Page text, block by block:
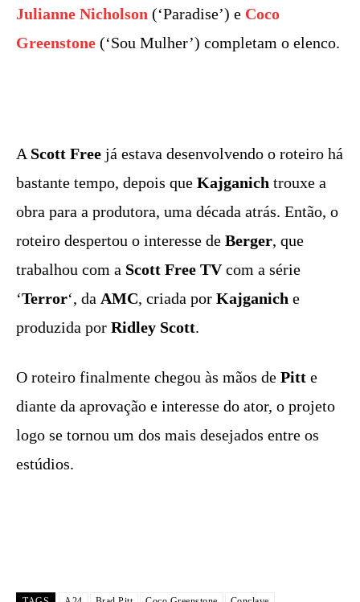
Julianne Nicholson (‘Paradise’) e Coco
Greenstone (‘Sou Mulher’) completam o elenco.
A Scott Free já estava desenvolvendo o roteiro há
bastante tempo, depois que Kajganich trouxe a
obra para a produtora, uma década atrás. Então, o
roteiro despertou o interesse de Berger, que
trabalhou com a Scott Free TVcom a série
‘Terror‘, da AMC, criada por Kajganich e
produzida por Ridley Scott.
O roteiro finalmente chegou às mãos de Pitt e
diante da aprovação e interesse do ator, o projeto
logo se tornou um dos mais desejados entre os
estúdios.